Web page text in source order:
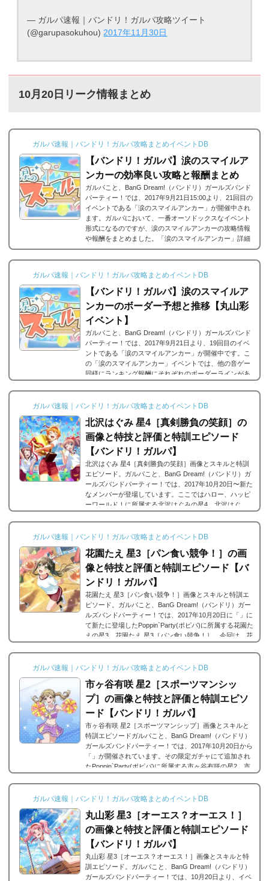
— ガルパ速報｜バンドリ！ガルパ攻略ツイート
(@garupasokuhou)2017年11月30日
10月20日リーク情報まとめ
ガルパ速報｜バンドリ！ガルパ攻略まとめイベントDB
【バンドリ！ガルパ】涙のスマイルア
ンカーの効率良い攻略と報酬まとめ
ガルパこと、BanG Dream!（バンドリ）ガールズバンド
パーティー！では、2017年9月21日15:00より、21回目の
イベントである「涙のスマイルアンカー」が開催中され
ます。ガルパにおいて、一番オーソドックスなイベント
形式になるのですが、涙のスマイルアンカーの攻略情報
や報酬をまとめました。「涙のスマイルアンカー」詳細
■開催期間:2017年10月20日15:00 ～10月29日 20:59■結果
発表:2017年10月29日 21:10 ～ それでは、バンドリ！ガ
となる「涙のスマイルアンカー」についてです。こ...
ガルパ速報｜バンドリ！ガルパ攻略まとめイベントDB
【バンドリ！ガルパ】涙のスマイルア
ンカーのボーダー予想と推移【丸山彩
イベント】
ガルパこと、BanG Dream!（バンドリ）ガールズバンド
パーティー！では、2017年9月21日より、19回目のイベ
ントである「涙のスマイルアンカー」が開催中です。こ
の「涙のスマイルアンカー」イベントでは、他の音ゲー
同様にランキング報酬にそれぞれのボーダーラインがあ
のですが、スクフェス速報・デレステ速報を運営してい
る俺氏によるボーダー推移と、ボーダー予想をまとめま
7年10月20日15:00 ～ 10月29日 20:59■結果発表:2017...
ガルパ速報｜バンドリ！ガルパ攻略まとめイベントDB
北沢はぐみ 星4［真剣勝負の笑顔］の
画像と特技と評価と特訓エピソード
【バンドリ！ガルパ】
北沢はぐみ 星4［真剣勝負の笑顔］画像とスキルと特訓
エピソード。ガルパこと、BanG Dream!（バンドリ）ガ
ールズバンドパーティー！では、2017年10月20日〜新た
なメンバーが登場しています。ここではハロー、ハッピ
ーワールド！に所属する北沢はぐみの星4、北沢はぐ
［真剣勝負の笑顔］の画像と特技と評価のまとめで
す。・・・μ'sの星空凛ちゃんにすごく似てますよねｗ北
クで画像拡大可能■特訓前■特訓後ステータス名前北沢
は...
ガルパ速報｜バンドリ！ガルパ攻略まとめイベントDB
花園たえ 星3［パン食い競争！］の画
像と特技と評価と特訓エピソード【バ
ンドリ！ガルパ】
花園たえ 星3［パン食い競争！］画像とスキルと特訓エ
ピソード。ガルパこと、BanG Dream!（バンドリ）ガー
ルズバンドパーティー！では、2017年10月20日に「」に
て新たに登場したPoppin`Party(ポピパ)に所属する花園た
えの星3、花園たえ 星3［パン食い競争！］。今回は、花
とめです。花園たえ 星3［パン食い競争！］※画像をタ
ップ/クリックで画像拡大可能■特訓前■特訓後ステータス
プ属性クールタイプ最大パフォーマンス11005最...
ガルパ速報｜バンドリ！ガルパ攻略まとめイベントDB
市ヶ谷有咲 星2［スポーツマンシッ
プ］の画像と特技と評価と特訓エピソ
ード【バンドリ！ガルパ】
市ヶ谷有咲 星2［スポーツマンシップ］画像とスキルと
特訓エピソードガルパこと、BanG Dream!（バンドリ）
ガールズバンドパーティー！では、2017年10月20日から
「」が開催されています。その限定ガチャにて追加され
たPoppin`Party(ポピパ)に所属する市ヶ谷有咲の星2、市
有咲 星2［スポーツマンシップ］の画像と特技と評価の
まとめです。市ヶ谷有咲 星2［スポーツマンシップ］※
テータス名前市ヶ谷有咲所属バンドPoppin`Partyレ...
ガルパ速報｜バンドリ！ガルパ攻略まとめイベントDB
丸山彩 星3［オーエス？オーエス！］
の画像と特技と評価と特訓エピソード
【バンドリ！ガルパ】
丸山彩 星3［オーエス？オーエス！］画像とスキルと特
訓エピソード。ガルパこと、BanG Dream!（バンドリ）
ガールズバンドパーティー！では、10月20日より、イベ